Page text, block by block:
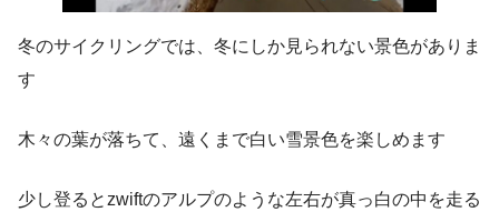
冬のサイクリングでは、冬にしか見られない景色がありま
す
木々の葉が落ちて、遠くまで白い雪景色を楽しめます
少し登るとzwiftのアルプのような左右が真っ白の中を走る